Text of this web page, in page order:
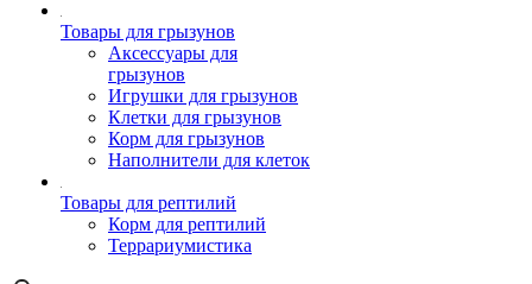
Товары для грызунов
Аксессуары для
грызунов
Игрушки для грызунов
Клетки для грызунов
Корм для грызунов
Наполнители для клеток
Товары для рептилий
Корм для рептилий
Террариумистика